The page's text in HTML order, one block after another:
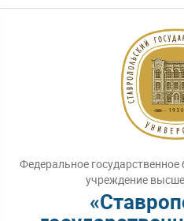
Федеральное
учреждение